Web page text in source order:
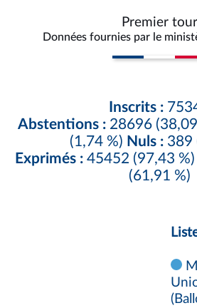
Premier tour
Données fournies par le
Inscrits :
Abstentions : 28696
(1,74 %) Nuls :389
Exprimés : 45452 (97,43 %)
(61,91 %)